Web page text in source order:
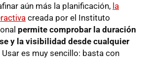
aún más la planificación, la
creada por el Instituto
permite comprobar la duración
y la visibilidad desde cualquier
es muy sencillo: basta con